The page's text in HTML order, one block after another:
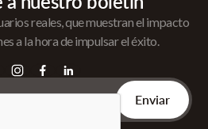
reales, que muestran el impacto
a la hora de impulsar el éxito.